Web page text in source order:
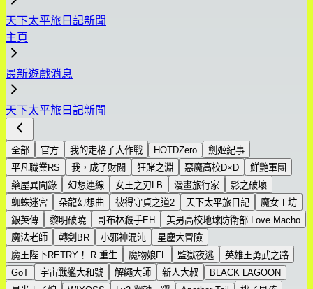
天下太平旅日記新聞
主頁
最新遊戲消息
天下太平旅日記新聞
全部 官方 我的走格子大作戰 HOTDZero
劍姬紀事
平凡職業RS
我，成了財閥 狂賭之淵 惡魔高校D×D
鮮艷軍團
藥屋異聞錄
幻想連線 女王之刃LB 漫畫旅行家
影之破壞
蜘蛛迷宮
朵龍幻想曲 彼得守貞之道2 天下太平旅日記
魔女工坊
銀英傳
黎明破曉 哥布林殺手EH
美男高校地球防衛部 Love Macho
魔法老師
轉剣BR 小邪神混沌
星塵大冒險
魔王陛下RETRY！ R 重生
魔物娘FL 監獄夜逃
英雄王勇武之路
GoT
宇宙戰艦大和號 解繩大師 新人大叔
BLACK LAGOON